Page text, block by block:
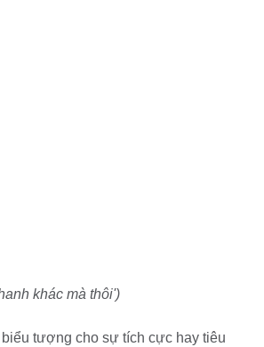
khác mà thôi')
tượng cho sự tích cực hay tiêu